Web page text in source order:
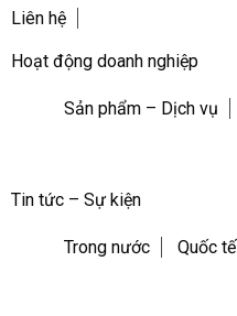
Liên hệ
Hoạt động doanh nghiệp
Sản phẩm – Dịch vụ
Tin tức – Sự kiện
Trong nước Quốc tế